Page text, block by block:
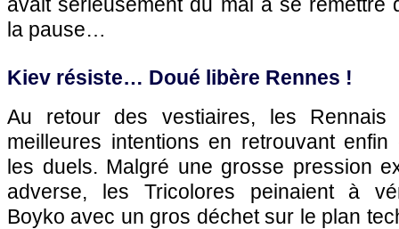
la pause…
Kiev résiste… Doué libère Rennes !
Au retour des vestiaires, les Rennais
meilleures intentions en retrouvant
les duels. Malgré une grosse pression
adverse, les Tricolores peinaient à
Boyko avec un gros déchet sur le plan